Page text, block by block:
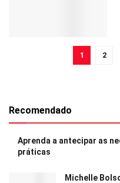
1 2
Recomendado
Aprenda a antecipar as
práticas
Michelle